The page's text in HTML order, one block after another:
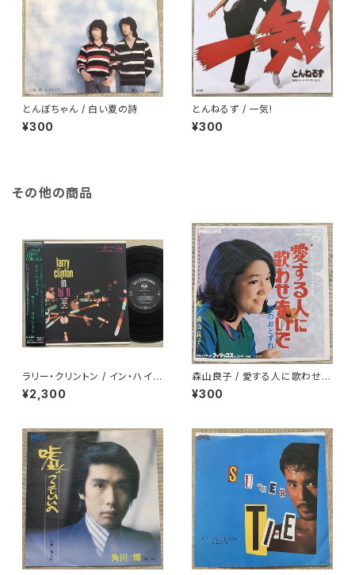
とんぼちゃん / 白い夏の詩
¥300
とんねるず / 一気!
¥300
その他の商品
ラリー・クリントン / イン・ハイフ
ァイ
¥2,300
森山良子 / 愛する人に歌わせな
いで
¥300